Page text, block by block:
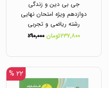
جی بی دین و زندگی
دوازدهم ویژه امتحان نهایی
رشته ریاضی و تجربی
انتشارات خیلی سبز
۲۳۷,۸۰۰تومان ۲۹۰,۰۰۰
۲۲ %